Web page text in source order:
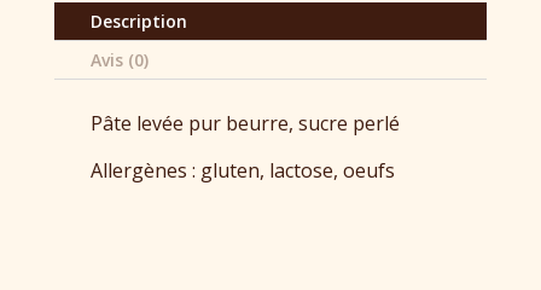
Description
Avis (0)
Pâte levée pur beurre, sucre perlé
Allergènes : gluten, lactose, oeufs